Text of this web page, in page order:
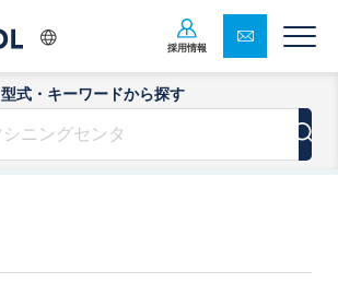
採用情報
型式・キーワードから探す